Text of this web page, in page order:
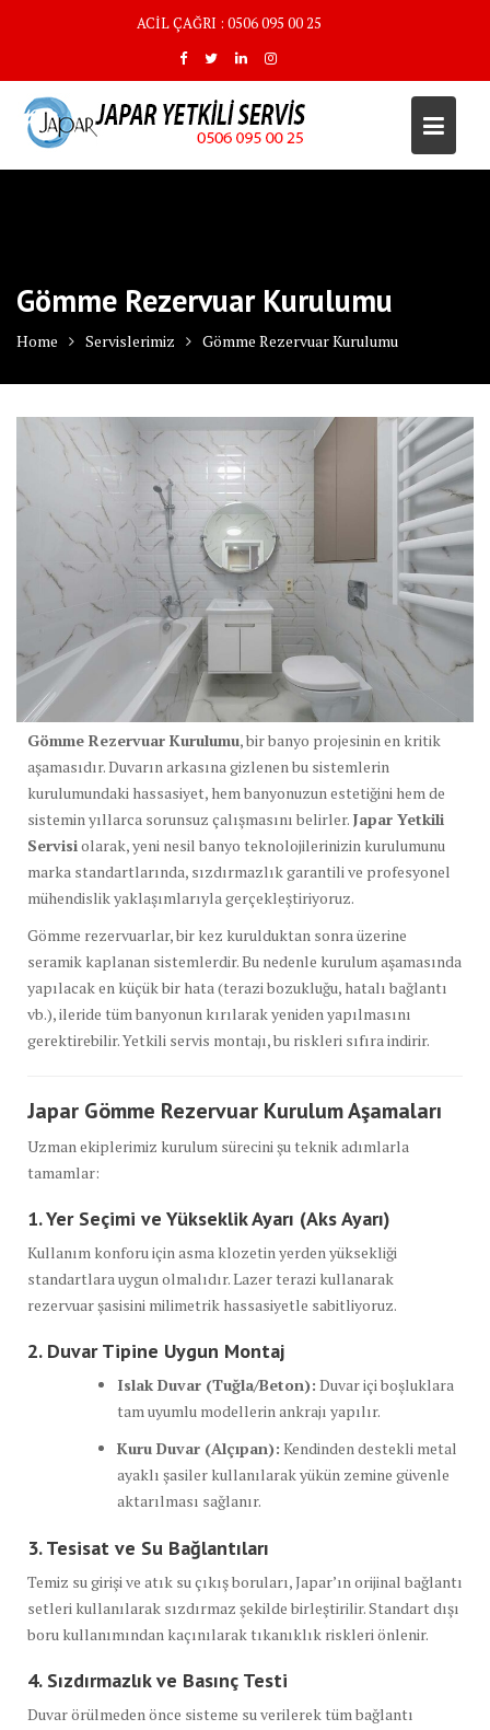
ACİL ÇAĞRI : 0506 095 00 25
Gömme Rezervuar Kurulumu
Home Servislerimiz Gömme Rezervuar Kurulumu
Gömme Rezervuar Kurulumu, bir banyo projesinin en kritik
aşamasıdır. Duvarın arkasına gizlenen bu sistemlerin
kurulumundaki hassasiyet, hem banyonuzun estetiğini hem de
sistemin yıllarca sorunsuz çalışmasını belirler. Japar Yetkili
Servisiolarak, yeni nesil banyo teknolojilerinizin kurulumunu
marka standartlarında, sızdırmazlık garantili ve profesyonel
mühendislik yaklaşımlarıyla gerçekleştiriyoruz.
Gömme rezervuarlar, bir kez kurulduktan sonra üzerine
seramik kaplanan sistemlerdir. Bu nedenle kurulum aşamasında
yapılacak en küçük bir hata (terazi bozukluğu, hatalı bağlantı
vb.), ileride tüm banyonun kırılarak yeniden yapılmasını
gerektirebilir. Yetkili servis montajı, bu riskleri sıfıra indirir.
Japar Gömme Rezervuar Kurulum Aşamaları
Uzman ekiplerimiz kurulum sürecini şu teknik adımlarla
tamamlar:
1. Yer Seçimi ve Yükseklik Ayarı (Aks Ayarı)
Kullanım konforu için asma klozetin yerden yüksekliği
standartlara uygun olmalıdır. Lazer terazi kullanarak
rezervuar şasisini milimetrik hassasiyetle sabitliyoruz.
2. Duvar Tipine Uygun Montaj
Islak Duvar (Tuğla/Beton): Duvar içi boşluklara
tam uyumlu modellerin ankrajı yapılır.
Kuru Duvar (Alçıpan): Kendinden destekli metal
ayaklı şasiler kullanılarak yükün zemine güvenle
aktarılması sağlanır.
3. Tesisat ve Su Bağlantıları
Temiz su girişi ve atık su çıkış boruları, Japar’ın orijinal bağlantı
setleri kullanılarak sızdırmaz şekilde birleştirilir. Standart dışı
boru kullanımından kaçınılarak tıkanıklık riskleri önlenir.
4. Sızdırmazlık ve Basınç Testi
Duvar örülmeden önce sisteme su verilerek tüm bağlantı